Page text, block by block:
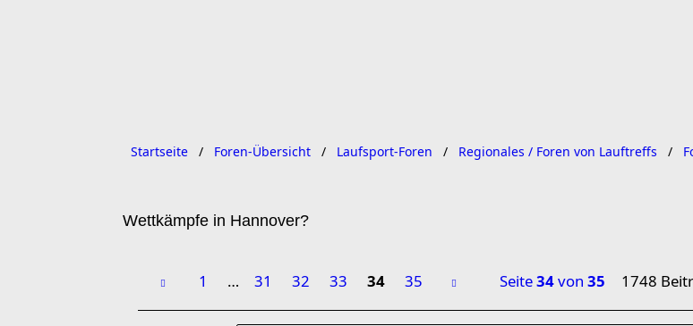
Startseite Foren-Übersicht Laufsport-Foren Regionales / Foren von Lauftreffs
Wettkämpfe in Hannover?
1 … 31 32 33 34 35 Seite34von 35 1748